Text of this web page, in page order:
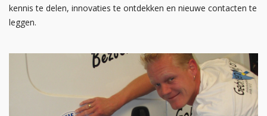
kennis te delen, innovaties te ontdekken en nieuwe contacten te
leggen.